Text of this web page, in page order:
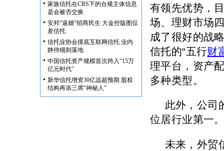
家族信托在CRS下的合规主体信息
是会被否交换
安邦“逼婚”招商民生 大金控版图仅
差信托
信托业协会摸底互联网信托 业内
静待细则落地
中国信托资产规模首次跨入“15万
亿元时代”
新华信托增资30亿远超预期 股权
结构再添三席“神秘人”
有领先优势，
场、理财市场
成了很好的战
信托的“五行财
理平台，资产
多种类型。
此外，公司
位居行业第一
未来，外贸